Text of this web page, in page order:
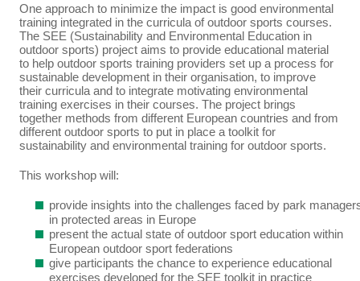
One approach to minimize the impact is good environmental
training integrated in the curricula of outdoor sports courses.
The SEE (Sustainability and Environmental Education in
outdoor sports) project aims to provide educational material
to help outdoor sports training providers set up a process for
sustainable development in their organisation, to improve
their curricula and to integrate motivating environmental
training exercises in their courses. The project brings
together methods from different European countries and from
different outdoor sports to put in place a toolkit for
sustainability and environmental training for outdoor sports.
This workshop will:
provide insights into the challenges faced by park
in protected areas in Europe
present the actual state of outdoor sport education within
European outdoor sport federations
give participants the chance to experience educational
exercises developed for the SEE toolkit in practice